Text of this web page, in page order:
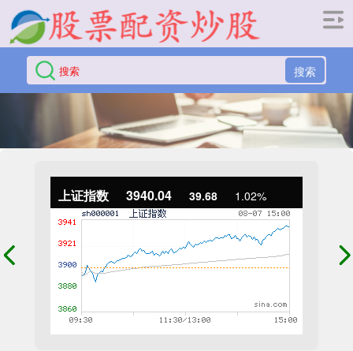
搜索
上证指数 3940.04 39.68 1.02%